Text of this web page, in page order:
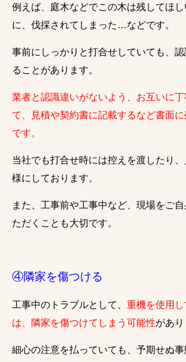
例えば、庭木などでこの木は残してほ
に、伐採されてしまった…などです。
事前にしっかりと打合せしていても、認
ることがあります。
業者と認識違いがないよう、お互いに
て、見積や契約書に記載するなど書面
です。
当社でも打合せ時には控えを渡したり
様にしております。
また、工事前や工事中など、現場をご
ただくことも大切です。
④隣家を傷つける
工事中のトラブルとして、 重機を使用
は、隣家を傷つけてしまう可能性があり
細心の注意を払っていても、予期せぬ